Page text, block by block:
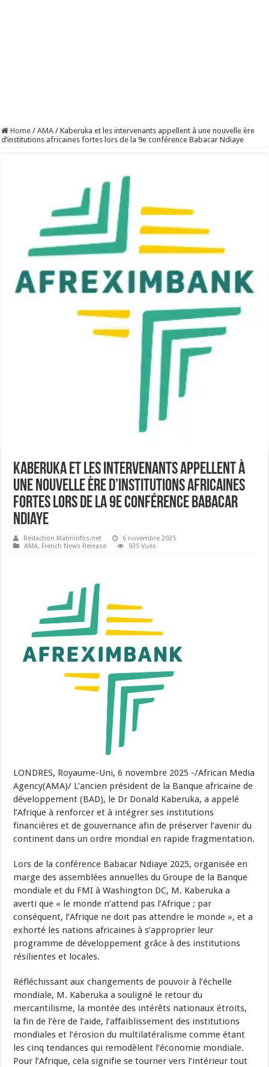
Home / AMA / Kaberuka et les intervenants appellent à une nouvelle ère
d’institutions africaines fortes lors de la 9e conférence Babacar Ndiaye
Kaberuka et les intervenants appellent à
une nouvelle ère d’institutions africaines
fortes lors de la 9e conférence Babacar
Ndiaye
Rédaction Matininfos.net
6 novembre 2025
AMA, French News Release 935 Vues
LONDRES, Royaume-Uni, 6 novembre 2025 -/African Media
Agency(AMA)/ L’ancien président de la Banque africaine de
développement (BAD), le Dr Donald Kaberuka, a appelé
l’Afrique à renforcer et à intégrer ses institutions
financières et de gouvernance afin de préserver l’avenir du
continent dans un ordre mondial en rapide fragmentation.
Lors de la conférence Babacar Ndiaye 2025, organisée en
marge des assemblées annuelles du Groupe de la Banque
mondiale et du FMI à Washington DC, M. Kaberuka a
averti que « le monde n’attend pas l’Afrique ; par
conséquent, l’Afrique ne doit pas attendre le monde », et a
exhorté les nations africaines à s’approprier leur
programme de développement grâce à des institutions
résilientes et locales.
Réfléchissant aux changements de pouvoir à l’échelle
mondiale, M. Kaberuka a souligné le retour du
mercantilisme, la montée des intérêts nationaux étroits,
la fin de l’ère de l’aide, l’affaiblissement des institutions
mondiales et l’érosion du multilatéralisme comme étant
les cinq tendances qui remodèlent l’économie mondiale.
Pour l’Afrique, cela signifie se tourner vers l’intérieur tout